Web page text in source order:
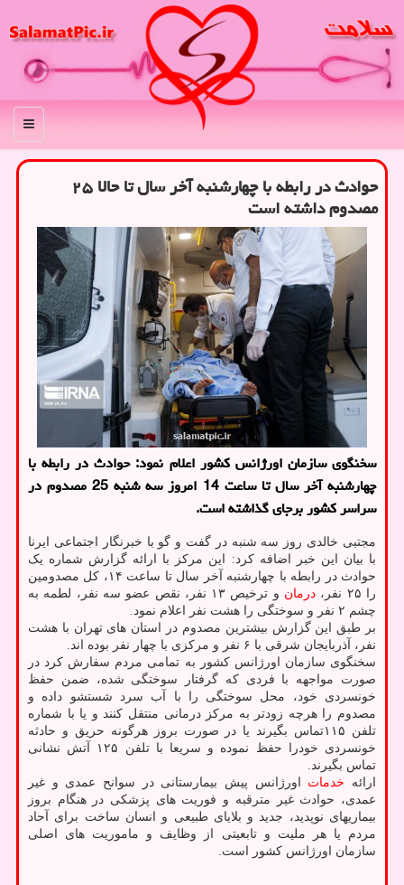
منو
حوادث در رابطه با چهارشنبه آخر سال تا حالا ۲۵
مصدوم داشته است
سخنگوی سازمان اورژانس کشور اعلام نمود: حوادث در رابطه با
چهارشنبه آخر سال تا ساعت 14 امروز سه شنبه 25 مصدوم در
سراسر کشور برجای گذاشته است.
مجتبی خالدی روز سه شنبه در گفت و گو با خبرنگار اجتماعی ایرنا
با بیان این خبر اضافه کرد: این مرکز با ارائه گزارش شماره یک
حوادث در رابطه با چهارشنبه آخر سال تا ساعت ۱۴، کل مصدومین
را ۲۵ نفر،
درمان
و ترخیص ۱۳ نفر، نقص عضو سه نفر، لطمه به
چشم ۲ نفر و سوختگی را هشت نفر اعلام نمود.
بر طبق این گزارش بیشترین مصدوم در استان های تهران با هشت
نفر، آذربایجان شرقی با ۶ نفر و مرکزی با چهار نفر بوده اند.
سخنگوی سازمان اورژانس کشور به تمامی مردم سفارش کرد در
صورت مواجهه با فردی که گرفتار سوختگی شده، ضمن حفظ
خونسردی خود، محل سوختگی را با آب سرد شستشو داده و
مصدوم را هرچه زودتر به مرکز درمانی منتقل کنند و یا با شماره
تلفن ۱۱۵تماس بگیرند یا در صورت بروز هرگونه حریق و حادثه
خونسردی خودرا حفظ نموده و سریعا با تلفن ۱۲۵ آتش نشانی
تماس بگیرند.
ارائه خدمات اورژانس پیش بیمارستانی در سوانح عمدی و غیر
عمدی، حوادث غیر مترقبه و فوریت های پزشکی در هنگام بروز
بیماریهای نوپدید، جدید و بلایای طبیعی و انسان ساخت برای آحاد
مردم یا هر ملیت و تابعیتی از وظایف و ماموریت های اصلی
سازمان اورژانس کشور است.